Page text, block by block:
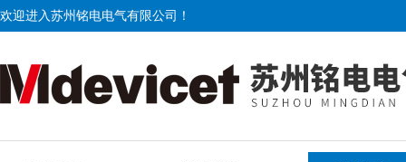
欢迎进入苏州铭电电气有限公司！